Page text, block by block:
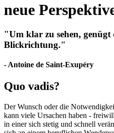
neue
"Um klar zu sehen, genügt
Blickrichtung."
- Antoine de Saint-Exupéry
Quo vadis?
Der Wunsch oder die
kann viele Ursachen haben -
in einer sich stetig und schnell